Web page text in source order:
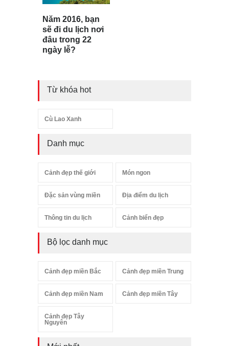
Năm 2016, bạn
sẽ đi du lịch nơi
đâu trong 22
ngày lễ?
Từ khóa hot
Cù Lao Xanh
Danh mục
Cảnh đẹp thế giới Món ngon
Đặc sản vùng miền Địa điểm du lịch
Thông tin du lịch Cảnh biển đẹp
Bộ lọc danh mục
Cảnh đẹp miền Bắc Cảnh đẹp miền Trung
Cảnh đẹp miền Nam Cảnh đẹp miền Tây
Cảnh đẹp Tây
Nguyên